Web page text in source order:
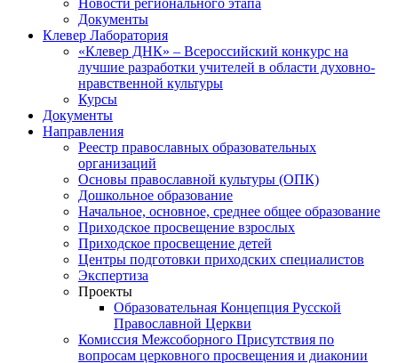
Новости регионального этапа
Документы
Клевер Лаборатория
«Клевер ДНК» – Всероссийский конкурс на
лучшие разработки учителей в области духовно-
нравственной культуры
Курсы
Документы
Направления
Реестр православных образовательных
организаций
Основы православной культуры (ОПК)
Дошкольное образование
Начальное, основное, среднее общее образование
Приходское просвещение взрослых
Приходское просвещение детей
Центры подготовки приходских специалистов
Экспертиза
Проекты
Образовательная Концепция Русской
Православной Церкви
Комиссия Межсоборного Присутствия по
вопросам церковного просвещения и диаконии